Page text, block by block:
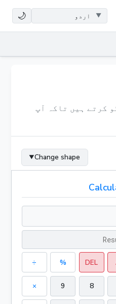
🌙
کرتے ہیں تاکہ آپ
Change shape
▼
DEL
%
÷
8
9
×